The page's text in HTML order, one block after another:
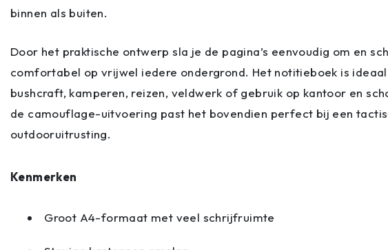
binnen als buiten.
Door het praktische ontwerp sla je de pagina’s eenvoudig om en
comfortabel op vrijwel iedere ondergrond. Het notitieboek is
bushcraft, kamperen, reizen, veldwerk of gebruik op kantoor en
de camouflage-uitvoering past het bovendien perfect bij een
outdooruitrusting.
Kenmerken
Groot A4-formaat met veel schrijfruimte